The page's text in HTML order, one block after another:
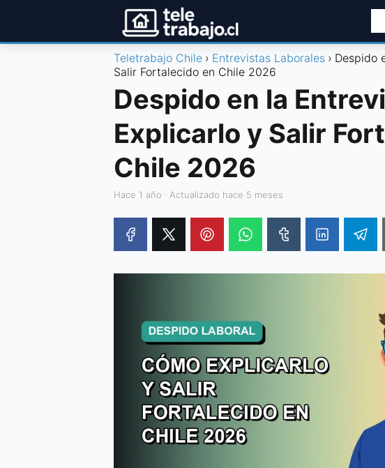
Teletrabajo Chile Entrevistas Laborales
Despido
Salir Fortalecido en Chile 2026
Despido en la
Explicarlo y Salir
Chile 2026
hace 1 año · Actualizado hace 5 meses